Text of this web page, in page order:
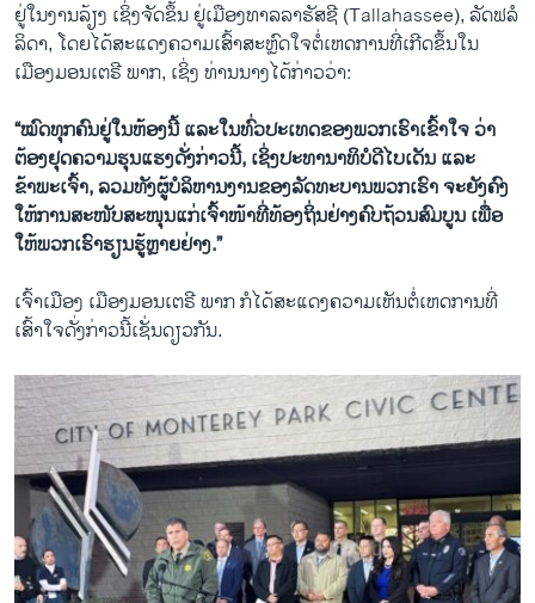
ຢູ່ໃນງານລ້ຽງ ເຊິ່ງຈັດຂຶ້ນ ຢູ່ເມືອງທາລລາຮັສຊີ (Tallahassee), ລັດຟລໍ
ລິດາ, ໂດຍໄດ້ສະແດງຄວາມເສົ້າສະຫຼົດໃຈຕໍ່ເຫດການທີ່ເກີດຂຶ້ນໃນ
ເມືອງມອນເຕຣີ ພາກ, ເຊິ່ງ ທ່ານນາງໄດ້ກ່າວວ່າ:
“ໝົດທຸກຄົນຢູ່ໃນຫ້ອງນີ້ ແລະໃນທົ່ວປະເທດຂອງພວກເຮົາເຂົ້າໃຈ ວ່າ
ຕ້ອງຢຸດຄວາມຮຸນແຮງດັ່ງກ່າວນີ້, ເຊິ່ງປະທານາທິບໍດີໄບເດັນ ແລະ
ຂ້າພະເຈົ້າ, ລວມທັງຜູ້ບໍລິຫານງານຂອງລັດທະບານພວກເຮົາ ຈະຍັງຄົງ
ໃຫ້ການສະໜັບສະໜຸນແກ່ເຈົ້າໜ້າທີ່ທ້ອງຖິ່ນຢ່າງຄົບຖ້ວນສົມບູນ ເພື່ອ
ໃຫ້ພວກເຮົາຮຽນຮູ້ຫຼາຍຢ່າງ.”
ເຈົ້າເມືອງ ເມືອງມອນເຕຣີ ພາກ ກໍໄດ້ສະແດງຄວາມເຫັນຕໍ່ເຫດການທີ່
ເສົ້າໃຈດັ່ງກ່າວນີ້ເຊັ່ນດຽວກັນ.